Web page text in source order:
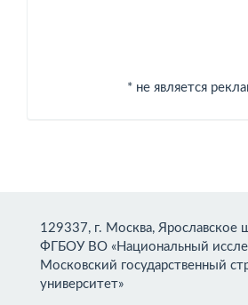
* не является
129337, г. Москва, Ярославское
ФГБОУ ВО «Национальный
Московский государственный
университет»